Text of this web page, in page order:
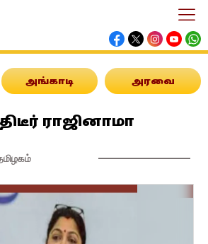
அங்காடி அரவை
ராஜினாமா